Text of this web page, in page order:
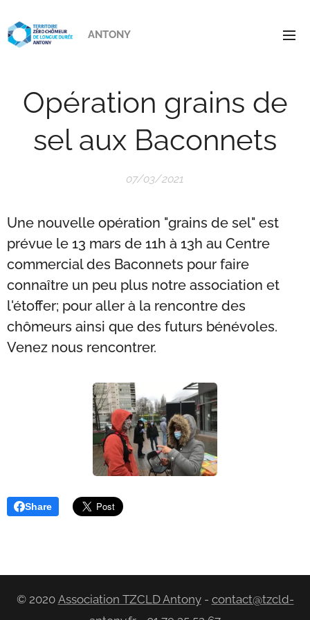
ANTONY
Opération grains de
sel aux Baconnets
07/03/2021
Une nouvelle opération "grains de sel" est
prévue le 13 mars de 11h à 13h au Centre
commercial des Baconnets pour faire
connaître un peu plus notre association et
l'étoffer; pour aller à la rencontre des
chômeurs ainsi que des futurs bénévoles.
Venez nous rencontrer.
Share
© 2020 Association TZCLD Antony- contact@tzcld-